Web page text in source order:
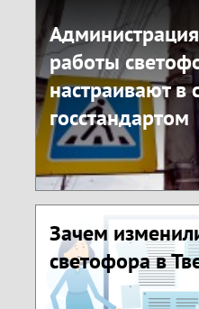
работы
настраивают в
госстандартом
Зачем
светофора в